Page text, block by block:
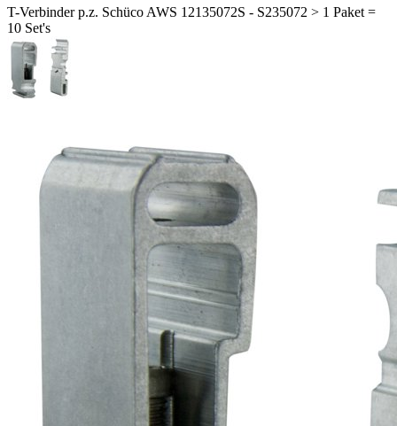
T-Verbinder p.z. Schüco AWS 12135072S - S235072 > 1 Paket =
10 Set's